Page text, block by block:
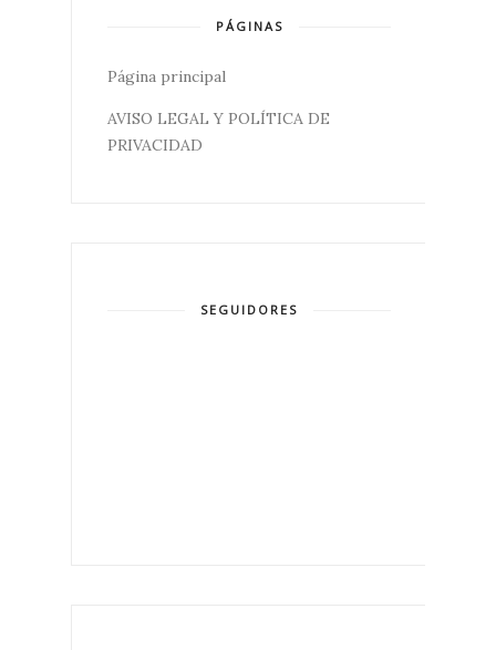
PÁGINAS
Página principal
AVISO LEGAL Y POLÍTICA DE
PRIVACIDAD
SEGUIDORES